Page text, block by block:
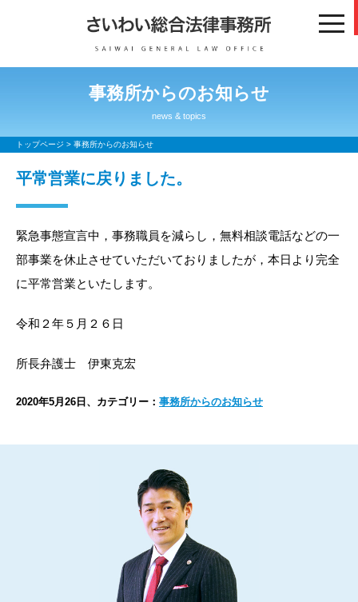
toggle
事務所からのお知らせ
news & topics
トップページ > 事務所からのお知らせ
平常営業に戻りました。
緊急事態宣言中，事務職員を減らし，無料相談電話などの一
部事業を休止させていただいておりましたが，本日より完全
に平常営業といたします。
令和２年５月２６日
所長弁護士 伊東克宏
2020年5月26日、カテゴリー： 事務所からのお知らせ